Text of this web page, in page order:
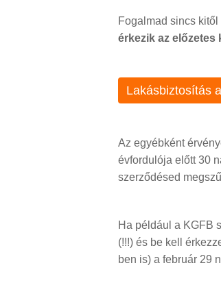
Fogalmad sincs
érkezik az előzetes
Lakásbiztosítás
Az egyébként
évfordulója előtt 30
szerződésed
Ha például a KGFB
(!!!) és be kell
ben is) a február 29